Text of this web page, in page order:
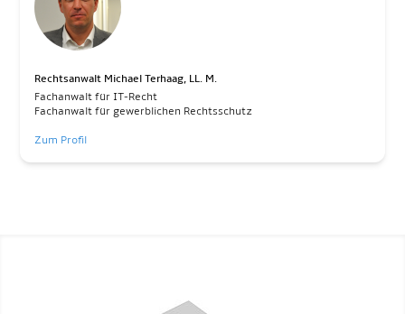
Rechtsanwalt Michael Terhaag, LL. M.
Fachanwalt für IT-Recht
Fachanwalt für gewerblichen Rechtsschutz
Zum Profil